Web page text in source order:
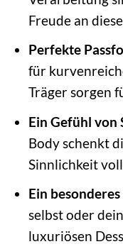
Freude an
Perfekte
für
Träger sorgen
Ein Gefühl von
Body schenkt
Sinnlichkeit
Ein
selbst oder
luxuriösen